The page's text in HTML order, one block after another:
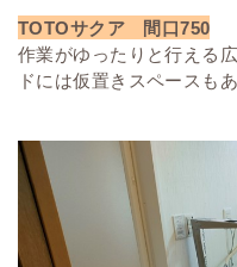
TOTOサクア 間口750
作業がゆったりと行える
ドには仮置きスペースも